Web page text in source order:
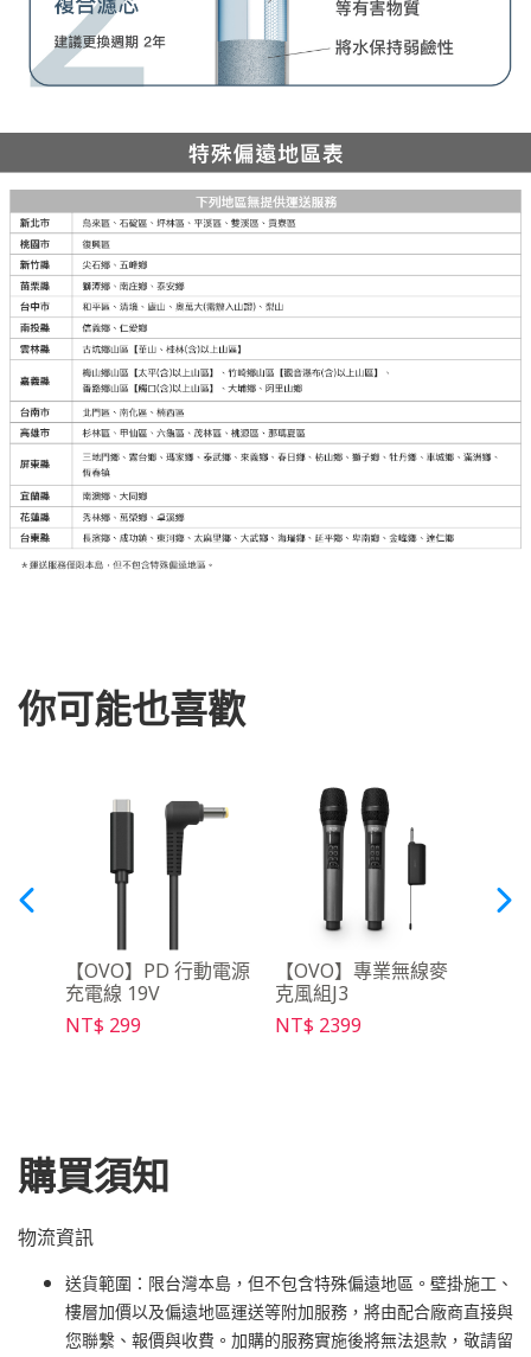
你可能也喜歡
【OVO】PD 行動電源
充電線 19V
NT$ 299
【OVO】專業無線麥
克風組J3
NT$ 2399
購買須知
物流資訊
送貨範圍：限台灣本島，但不包含特殊偏遠地區。壁掛施工、
樓層加價以及偏遠地區運送等附加服務，將由配合廠商直接與
您聯繫、報價與收費。加購的服務實施後將無法退款，敬請留